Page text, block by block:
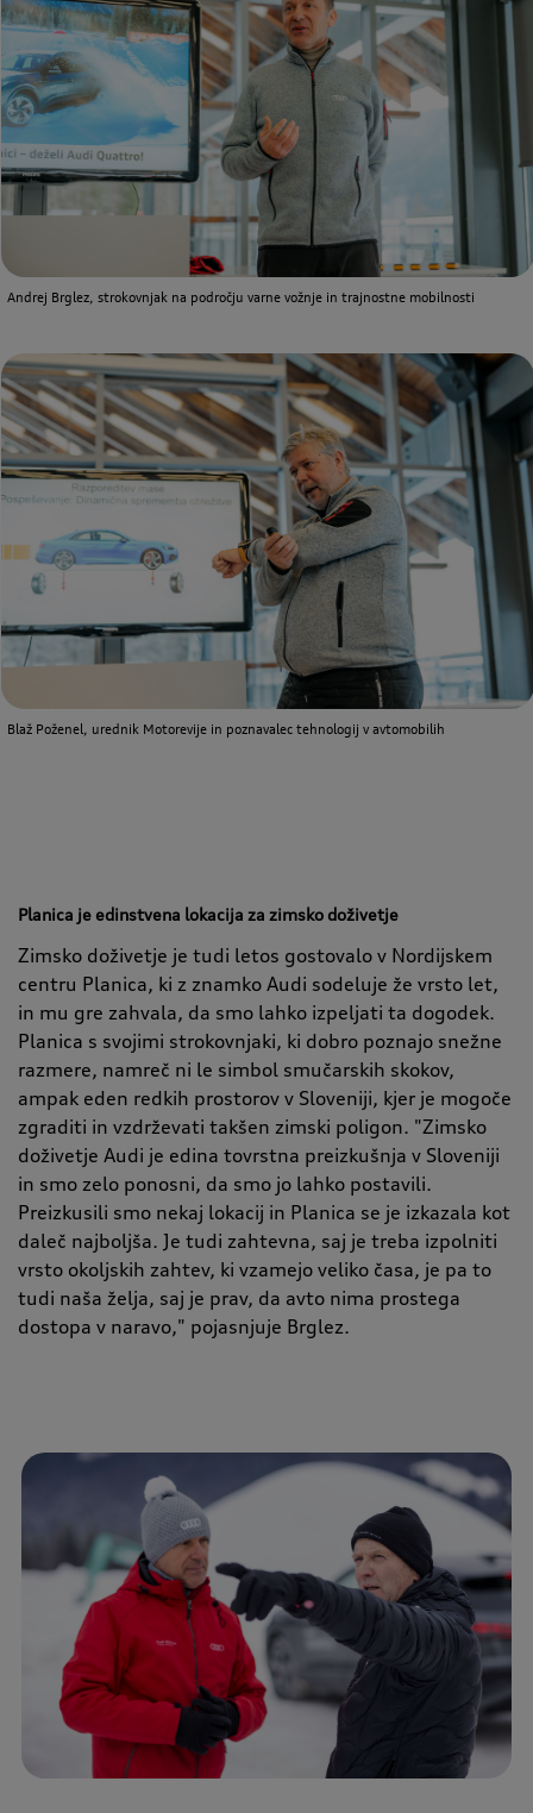
Andrej Brglez, strokovnjak na področju varne vožnje in trajnostne mobilnosti
Blaž Poženel, urednik Motorevije in poznavalec tehnologij v avtomobilih
Planica je edinstvena lokacija za zimsko doživetje
Zimsko doživetje je tudi letos gostovalo v Nordijskem
centru Planica, ki z znamko Audi sodeluje že vrsto let,
in mu gre zahvala, da smo lahko izpeljati ta dogodek.
Planica s svojimi strokovnjaki, ki dobro poznajo snežne
razmere, namreč ni le simbol smučarskih skokov,
ampak eden redkih prostorov v Sloveniji, kjer je mogoče
zgraditi in vzdrževati takšen zimski poligon. "Zimsko
doživetje Audi je edina tovrstna preizkušnja v Sloveniji
in smo zelo ponosni, da smo jo lahko postavili.
Preizkusili smo nekaj lokacij in Planica se je izkazala kot
daleč najboljša. Je tudi zahtevna, saj je treba izpolniti
vrsto okoljskih zahtev, ki vzamejo veliko časa, je pa to
tudi naša želja, saj je prav, da avto nima prostega
dostopa v naravo," pojasnjuje Brglez.